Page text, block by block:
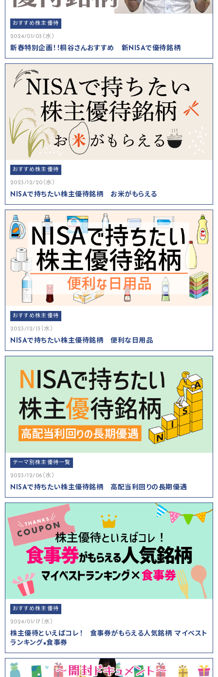
おすすめ株主優待
2024/01/03（水）
新春特別企画！！桐谷さんおすすめ 新NISAで優待銘柄
おすすめ株主優待
2023/12/20（水）
NISAで持ちたい株主優待銘柄 お米がもらえる
おすすめ株主優待
2023/12/13（水）
NISAで持ちたい株主優待銘柄 便利な日用品
テーマ別株主優待一覧
2023/12/06（水）
NISAで持ちたい株主優待銘柄 高配当利回りの長期優遇
おすすめ株主優待
2024/01/17（水）
株主優待といえばコレ！ 食事券がもらえる人気銘柄 マイベスト
ランキング×食事券